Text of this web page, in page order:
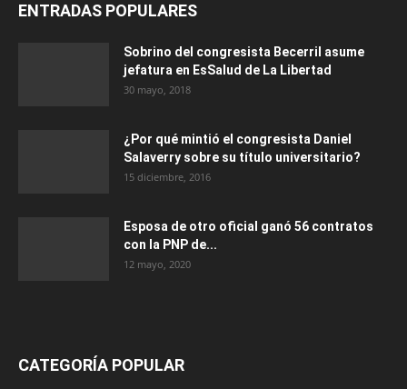
ENTRADAS POPULARES
Sobrino del congresista Becerril asume
jefatura en EsSalud de La Libertad
30 mayo, 2018
¿Por qué mintió el congresista Daniel
Salaverry sobre su título universitario?
15 diciembre, 2016
Esposa de otro oficial ganó 56 contratos
con la PNP de...
12 mayo, 2020
CATEGORÍA POPULAR